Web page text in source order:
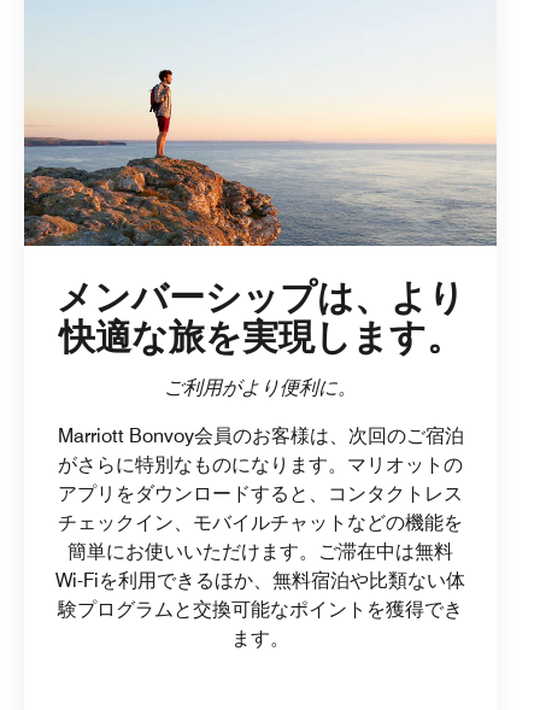
メンバーシップは、より
快適な旅を実現します。
ご利用がより便利に。
Marriott Bonvoy会員のお客様は、次回のご宿泊
がさらに特別なものになります。マリオットの
アプリをダウンロードすると、コンタクトレス
チェックイン、モバイルチャットなどの機能を
簡単にお使いいただけます。ご滞在中は無料
Wi-Fiを利用できるほか、無料宿泊や比類ない体
験プログラムと交換可能なポイントを獲得でき
ます。